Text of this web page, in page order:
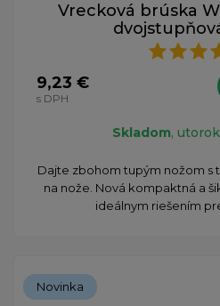
Vrecková brúska
9,23 €
s DPH
Skladom, utorok
Dajte zbohom tupým nožom s
na nože. Nová kompaktná a
ideálnym riešením
Novinka